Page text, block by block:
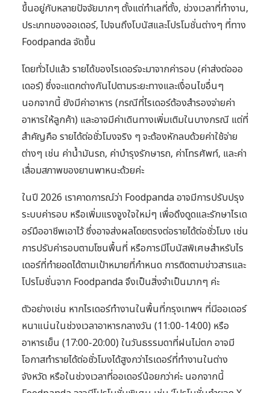
ขึ้นอยู่กับหลายปัจจัยมากๆ ตั้งแต่ทำเลที่ตั้ง, ช่วงเวลาที่ทำงาน,
ประเภทของออเดอร์, ไปจนถึงโบนัสและโปรโมชั่นต่างๆ ที่ทาง
Foodpanda จัดขึ้น
โดยทั่วไปแล้ว รายได้ของไรเดอร์จะมาจากค่ารอบ (ค่าส่งต่อออ
เดอร์) ซึ่งจะแตกต่างกันไปตามระยะทางและเงื่อนไขอื่นๆ
นอกจากนี้ ยังมีค่าอาหาร (กรณีที่ไรเดอร์ต้องสำรองจ่ายค่า
อาหารให้ลูกค้า) และอาจมีค่าเดินทางเพิ่มเติมในบางกรณี แต่ที่
สำคัญคือ รายได้ต่อชั่วโมงจริง ๆ จะต้องหักลบด้วยค่าใช้จ่าย
ต่างๆ เช่น ค่าน้ำมันรถ, ค่าบำรุงรักษารถ, ค่าโทรศัพท์, และค่า
เสื่อมสภาพของยานพาหนะด้วยค่ะ
ในปี 2026 เราคาดการณ์ว่า Foodpanda อาจมีการปรับปรุง
ระบบค่ารอบ หรือเพิ่มแรงจูงใจใหม่ๆ เพื่อดึงดูดและรักษาไรเด
อร์มืออาชีพเอาไว้ ซึ่งอาจส่งผลโดยตรงต่อรายได้ต่อชั่วโมง เช่น
การปรับค่ารอบตามโซนพื้นที่ หรือการมีโบนัสพิเศษสำหรับไร
เดอร์ที่ทำยอดได้ตามเป้าหมายที่กำหนด การติดตามข่าวสารและ
โปรโมชั่นจาก Foodpanda จึงเป็นสิ่งจำเป็นมากๆ ค่ะ
ตัวอย่างเช่น หากไรเดอร์ทำงานในพื้นที่กรุงเทพฯ ที่มีออเดอร์
หนาแน่นในช่วงเวลาอาหารกลางวัน (11:00-14:00) หรือ
อาหารเย็น (17:00-20:00) ในวันธรรมดาที่ฝนไม่ตก อาจมี
โอกาสทำรายได้ต่อชั่วโมงได้สูงกว่าไรเดอร์ที่ทำงานในต่าง
จังหวัด หรือในช่วงเวลาที่ออเดอร์น้อยกว่าค่ะ นอกจากนี้